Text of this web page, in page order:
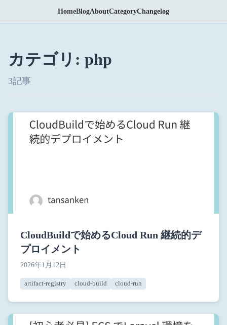
HomeBlogAboutCategoryChangelog
カテゴリ: php
3記事
CloudBuildで始めるCloud Run 継続的デ
プロイメント
2026年1月12日
artifact-registry cloud-build cloud-run